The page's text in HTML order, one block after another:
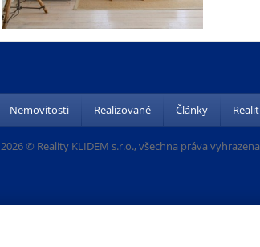
Nemovitosti Realizované Články
2026 © Reality KLIDEM s.r.o., všechna práva